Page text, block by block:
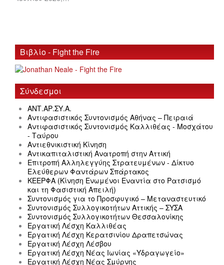
Βιβλίο - Fight the Fire
Σύνδεσμοι
ΑΝΤ.ΑΡ.ΣΥ.Α.
Αντιφασιστικός Συντονισμός Αθήνας – Πειραιά
Αντιφασιστικός Συντονισμός Καλλιθέας - Μοσχάτου
- Ταύρου
Αντιεθνικιστική Κίνηση
Αντικαπιταλιστική Ανατροπή στην Αττική
Επιτροπή Αλληλεγγύης Στρατευμένων - Δίκτυο
Ελεύθερων Φαντάρων Σπάρτακος
ΚΕΕΡΦΑ (Κίνηση Ενωμένοι Εναντία στο Ρατσισμό
και τη Φασιστική Απειλή)
Συντονισμός για το Προσφυγικό – Μεταναστευτικό
Συντονισμός Συλλογικοτήτων Αττικής – ΣΥΣΑ
Συντονισμός Συλλογικοτήτων Θεσσαλονίκης
Εργατική Λέσχη Καλλιθέας
Εργατική Λέσχη Κερατσινίου Δραπετσώνας
Εργατική Λέσχη Λέσβου
Εργατική Λέσχη Νέας Ιωνίας «Υδραγωγείο»
Εργατική Λέσχη Νέας Σμύρνης